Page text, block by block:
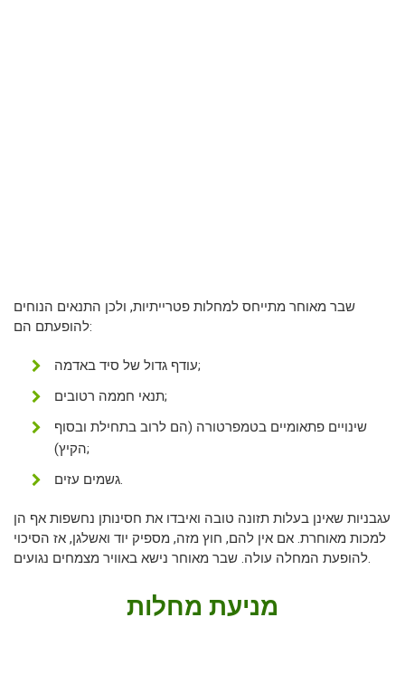
שבר מאוחר מתייחס למחלות פטרייתיות, ולכן התנאים הנוחים
להופעתם הם:
עודף גדול של סיד באדמה;
תנאי חממה רטובים;
שינויים פתאומיים בטמפרטורה (הם לרוב בתחילת ובסוף
הקיץ);
גשמים עזים.
עגבניות שאינן בעלות תזונה טובה ואיבדו את חסינותן נחשפות אף הן
למכות מאוחרת. אם אין להם, חוץ מזה, מספיק יוד ואשלגן, אז הסיכוי
להופעת המחלה עולה. שבר מאוחר נישא באוויר מצמחים נגועים.
מניעת מחלות